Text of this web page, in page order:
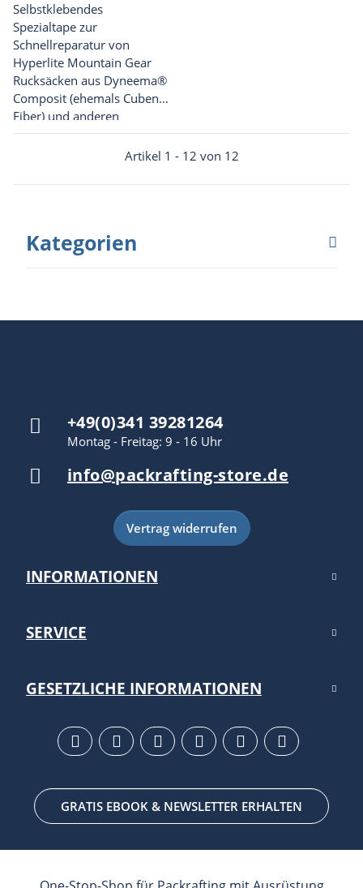
Selbstklebendes
Spezialtape zur
Schnellreparatur von
Hyperlite Mountain Gear
Rucksäcken aus Dyneema®
Composit (ehemals Cuben
Fiber) und anderen
aus dem gleichen Material.Artikel 1 - 12 von 12
Kategorien
+49(0)341 39281264
Montag - Freitag: 9 - 16 Uhr
info@packrafting-store.de
Vertrag widerrufen
INFORMATIONEN
SERVICE
GESETZLICHE INFORMATIONEN
GRATIS EBOOK & NEWSLETTER ERHALTEN